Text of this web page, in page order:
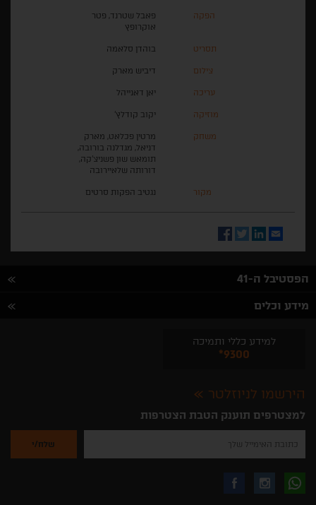
הפקה
פאבל שטרנד, פטר
אוקרופץ
תסריט בוהדן סלאמה
צילום דיביש מארק
עריכה יאן דאנייהל
מוזיקה יקוב קודלץ'
משחק
מרטין פכלאט, מארק
דניאל, מגדלנה בורובה,
תומאש שון פשניצ'קה,
דורותה שלאיירובה
מקור נגטיב הפקות סרטים
Email
LinkedIn
Twitter
Facebook
הפסטיבל ה-41
מידע וכלים
למידע כללי ותמיכה
*9300
הירשמו לניוזלטר
למצטרפים תוענק הטבת הצטרפות
להזין
שלך
לקבלת עקבו